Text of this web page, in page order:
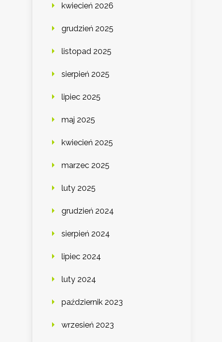
kwiecień 2026
grudzień 2025
listopad 2025
sierpień 2025
lipiec 2025
maj 2025
kwiecień 2025
marzec 2025
luty 2025
grudzień 2024
sierpień 2024
lipiec 2024
luty 2024
październik 2023
wrzesień 2023